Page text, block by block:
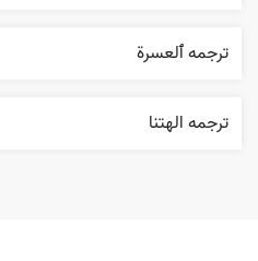
ترجمه ٱلعسرة
ترجمه الهتنا